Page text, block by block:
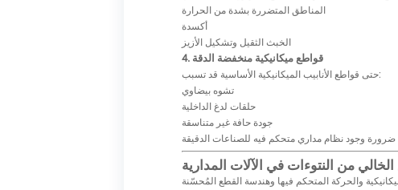
المناطق المتضررة بشدة من الحرارة
أكسدة
الخبث الثقيل وتشكيل الأزيز
4. قواطع ميكانيكية منخفضة الدقة
حتى قواطع الأنابيب الميكانيكية الأساسية قد تسبب:
تشوه بيضاوي
حلقات لدغ الداخلية
جودة حافة غير متناسقة
من النتوءات في الآلات المدارية